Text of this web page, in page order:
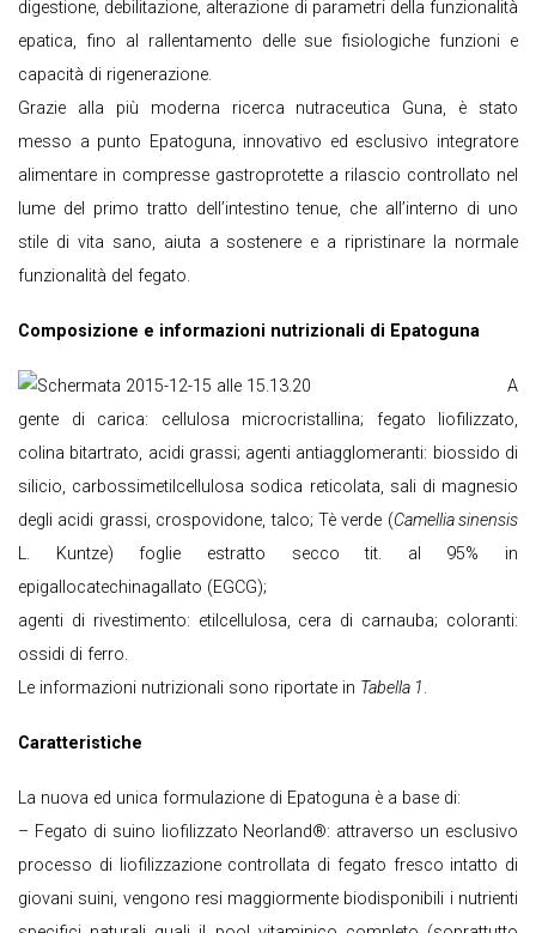
digestione, debilitazione, alterazione di parametri della funzionalità
epatica, fino al rallentamento delle sue fisiologiche funzioni e
capacità di rigenerazione.
Grazie alla più moderna ricerca nutraceutica Guna, è stato
messo a punto Epatoguna, innovativo ed esclusivo integratore
alimentare in compresse gastroprotette a rilascio controllato nel
lume del primo tratto dell’intestino tenue, che all’interno di uno
stile di vita sano, aiuta a sostenere e a ripristinare la normale
funzionalità del fegato.
Composizione e informazioni nutrizionali di Epatoguna
A
gente di carica: cellulosa microcristallina; fegato liofilizzato,
colina bitartrato, acidi grassi; agenti antiagglomeranti: biossido di
silicio, carbossimetilcellulosa sodica reticolata, sali di magnesio
degli acidi grassi, crospovidone, talco; Tè verde (Camellia sinensis
L. Kuntze) foglie estratto secco tit. al 95% in
epigallocatechinagallato (EGCG);
agenti di rivestimento: etilcellulosa, cera di carnauba; coloranti:
ossidi di ferro.
Le informazioni nutrizionali sono riportate in Tabella 1.
Caratteristiche
La nuova ed unica formulazione di Epatoguna è a base di:
– Fegato di suino liofilizzato Neorland®: attraverso un esclusivo
processo di liofilizzazione controllata di fegato fresco intatto di
giovani suini, vengono resi maggiormente biodisponibili i nutrienti